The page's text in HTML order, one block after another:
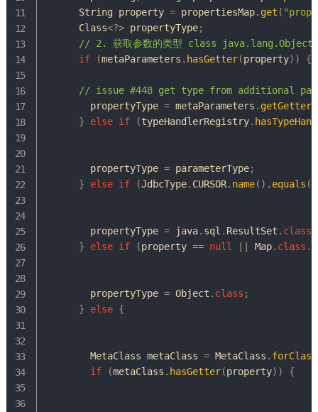
String property = propertiesMap. get (
Class<?> propertyType;
// 2. 获取参数的类型 class java.lang.Object
if
(metaParameters . hasGetter(property) ) {
// issue #448 get type from additional
        propertyType
= metaParameters .
}
else if (typeHandlerRegistry.
        propertyType
= parameterType;
}
else if (JdbcType. CURSOR. name( ) . equals (
        propertyType
= java. sql . ResultSet . class
}
else if (property == null Map. class .
        propertyType
= Object . class ;
}
else {
MetaClass metaClass = MetaClass . forClass
if
(metaClass . hasGetter(property) ) {